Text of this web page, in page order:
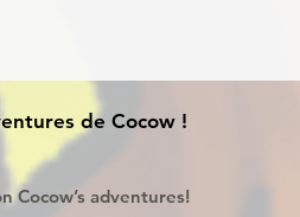
de Cocow !
Cocow’s adventures!